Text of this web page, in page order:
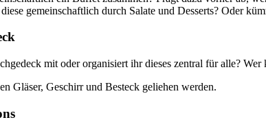
gemeinschaftlich durch Salate und Desserts? Oder
mit oder organisiert ihr dieses zentral für alle?
Gläser, Geschirr und Besteck geliehen werden.